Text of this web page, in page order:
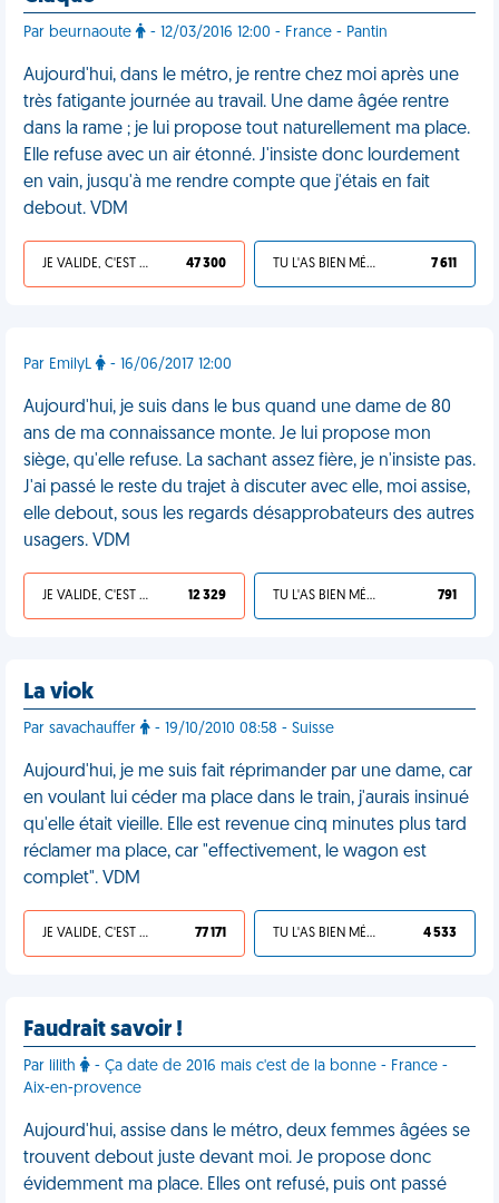
Par beurnaoute - 12/03/2016 12:00 - France - Pantin
Aujourd'hui, dans le métro, je rentre chez moi après une
très fatigante journée au travail. Une dame âgée rentre
dans la rame ; je lui propose tout naturellement ma place.
Elle refuse avec un air étonné. J'insiste donc lourdement
en vain, jusqu'à me rendre compte que j'étais en fait
debout. VDM
JE VALIDE, C'EST UNE VDM 47 300 TU L'AS BIEN MÉRITÉ 7 611
Par EmilyL - 16/06/2017 12:00
Aujourd'hui, je suis dans le bus quand une dame de 80
ans de ma connaissance monte. Je lui propose mon
siège, qu'elle refuse. La sachant assez fière, je n'insiste pas.
J'ai passé le reste du trajet à discuter avec elle, moi assise,
elle debout, sous les regards désapprobateurs des autres
usagers. VDM
JE VALIDE, C'EST UNE VDM 12 329 TU L'AS BIEN MÉRITÉ 791
La viok
Par savachauffer - 19/10/2010 08:58 - Suisse
Aujourd'hui, je me suis fait réprimander par une dame, car
en voulant lui céder ma place dans le train, j'aurais insinué
qu'elle était vieille. Elle est revenue cinq minutes plus tard
réclamer ma place, car "effectivement, le wagon est
complet". VDM
JE VALIDE, C'EST UNE VDM 77 171 TU L'AS BIEN MÉRITÉ 4 533
Faudrait savoir !
Par lilith
- Ça date de 2016 mais c'est de la bonne - France -
Aix-en-provence
Aujourd'hui, assise dans le métro, deux femmes âgées se
trouvent debout juste devant moi. Je propose donc
évidemment ma place. Elles ont refusé, puis ont passé